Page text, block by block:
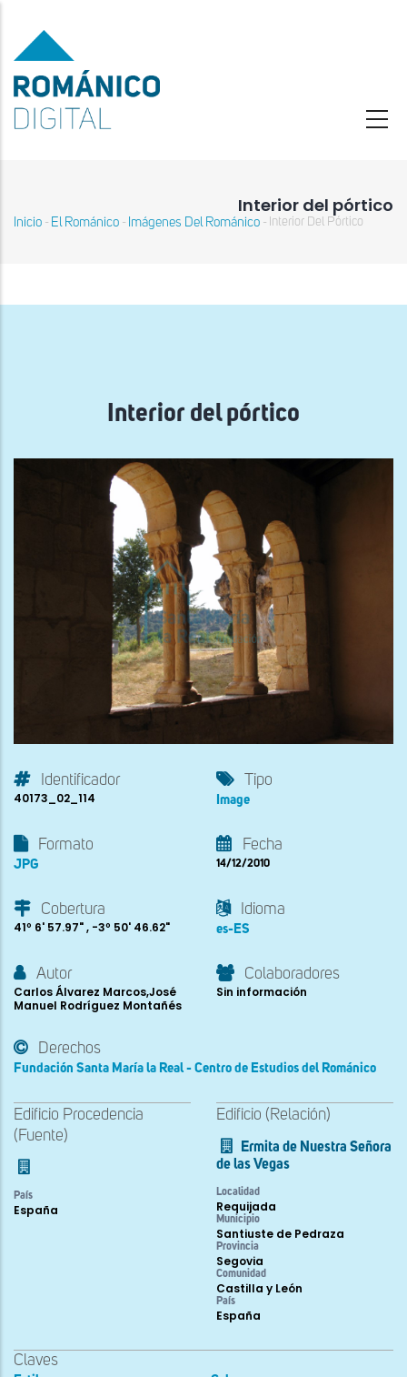
contenido
principal
Interior del pórtico
Sobrescribir
navegación
Inicio - El Románico - Imágenes Del Románico - Interior Del Pórtico
Interior del pórtico
Identificador
40173_02_114
Tipo
Image
Formato
JPG
Fecha
14/12/2010
Cobertura
41º 6' 57.97" , -3º 50' 46.62"
Idioma
es-ES
Autor
Carlos Álvarez Marcos,José
Manuel Rodríguez Montañés
Colaboradores
Sin información
Derechos
Fundación Santa María la Real - Centro de Estudios del Románico
Edificio Procedencia
(Fuente)
País
España
Edificio (Relación)
Ermita de Nuestra Señora
de las Vegas
Localidad
Requijada
Municipio
Santiuste de Pedraza
Provincia
Segovia
Comunidad
Castilla y León
País
España
Claves